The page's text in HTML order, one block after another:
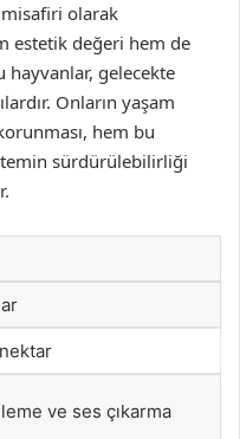
olarak
estetik değeri hem de
gelecekte
Onların yaşam
hem bu
sürdürülebilirliği
ve ses çıkarma